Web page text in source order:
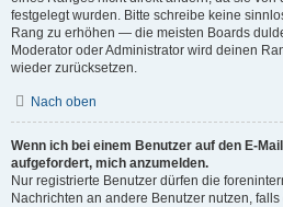
festgelegt wurden. Bitte schreibe keine
Rang zu erhöhen — die meisten Boards
Moderator oder Administrator wird deinen
wieder zurücksetzen.
Nach oben
Wenn ich bei einem Benutzer auf den E-
aufgefordert, mich anzumelden.
Nur registrierte Benutzer dürfen die
Nachrichten an andere Benutzer nutzen,